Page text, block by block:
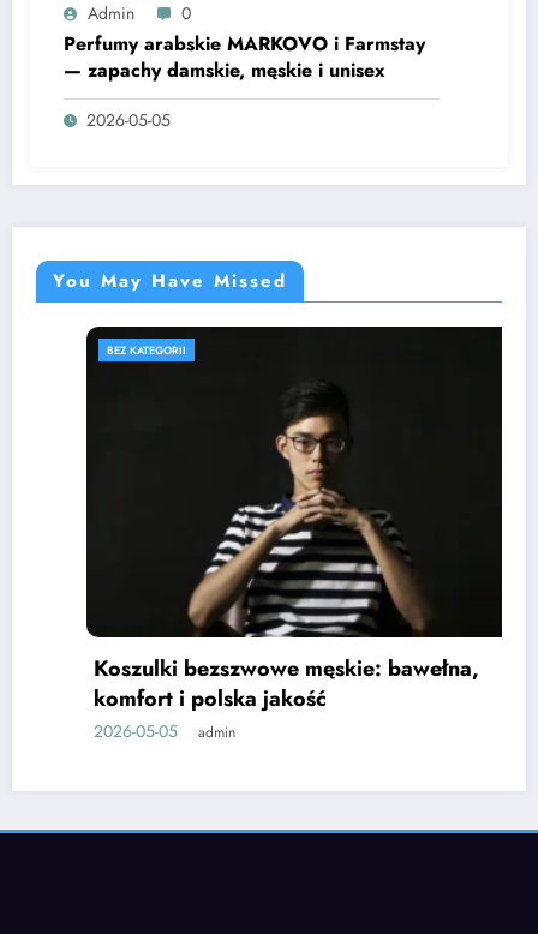
Admin 0
Perfumy arabskie MARKOVO i Farmstay
— zapachy damskie, męskie i unisex
2026-05-05
You May Have Missed
BEZ KATEGORII
Koszulki bezszwowe męskie: bawełna,
komfort i polska jakość
2026-05-05 admin